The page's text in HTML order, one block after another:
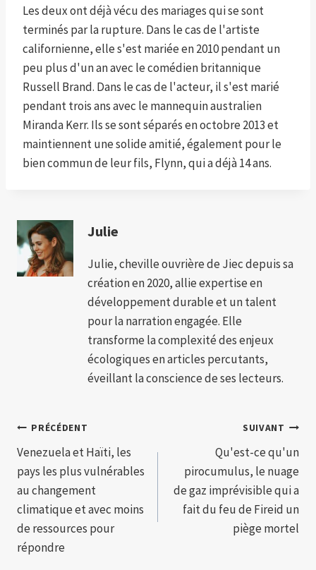
Les deux ont déjà vécu des mariages qui se sont
terminés par la rupture. Dans le cas de l'artiste
californienne, elle s'est mariée en 2010 pendant un
peu plus d'un an avec le comédien britannique
Russell Brand. Dans le cas de l'acteur, il s'est marié
pendant trois ans avec le mannequin australien
Miranda Kerr. Ils se sont séparés en octobre 2013 et
maintiennent une solide amitié, également pour le
bien commun de leur fils, Flynn, qui a déjà 14 ans.
Julie
Julie, cheville ouvrière de Jiec depuis sa
création en 2020, allie expertise en
développement durable et un talent
pour la narration engagée. Elle
transforme la complexité des enjeux
écologiques en articles percutants,
éveillant la conscience de ses lecteurs.
Navigation
de
l’article
PRÉCÉDENT
Venezuela et Haïti, les
pays les plus vulnérables
au changement
climatique et avec moins
de ressources pour
répondre
SUIVANT
Qu'est-ce qu'un
pirocumulus, le nuage
de gaz imprévisible qui a
fait du feu de Fireid un
piège mortel